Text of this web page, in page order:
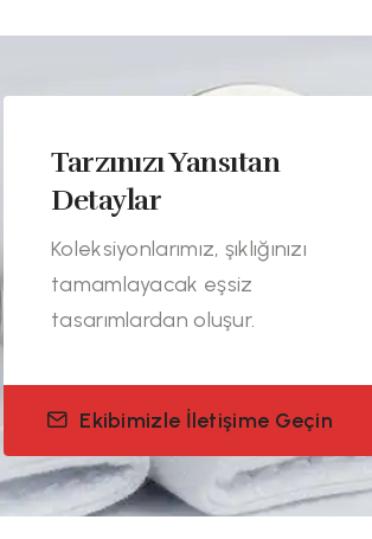
Tarzınızı Yansıtan
Detaylar
Koleksiyonlarımız, şıklığınızı
tamamlayacak eşsiz
tasarımlardan oluşur.
Ekibimizle İletişime Geçin